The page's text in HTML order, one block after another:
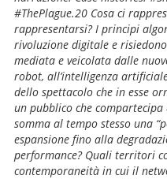
#ThePlague.20 Cosa ci
rappresentarsi? I principi
rivoluzione digitale e
mediata e veicolata dalle
robot, all’intelligenza
dello spettacolo che in esse
un pubblico che
somma al tempo stesso una
espansione fino alla
performance? Quali territori
contemporaneità in cui il